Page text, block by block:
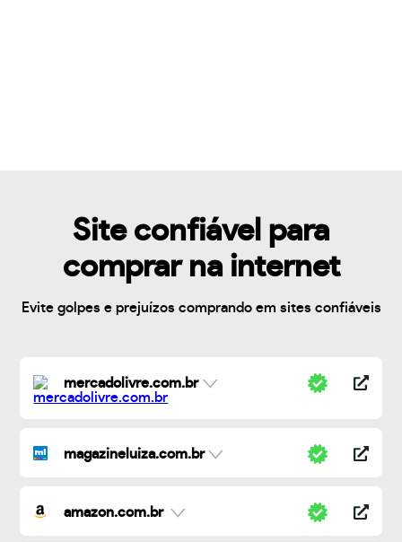
Site confiável para
comprar na internet
Evite golpes e prejuízos comprando em sites confiáveis
mercadolivre.com.br
magazineluiza.com.br
amazon.com.br